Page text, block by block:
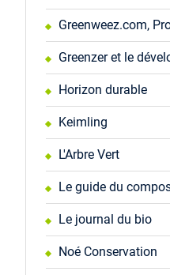
Greenweez.com,
Greenzer et le
Horizon durable
Keimling
L'Arbre Vert
Le guide du
Le journal du bio
Noé Conservation